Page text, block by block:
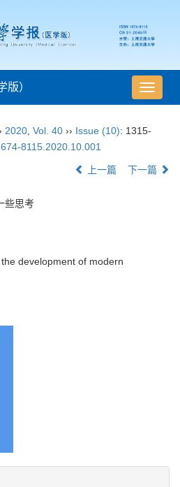
导
航
版）
2020 Vol. 40 ›› Issue (10): 1315-
8115.2020.10.001
上一篇 下一篇
些思考
development of modern